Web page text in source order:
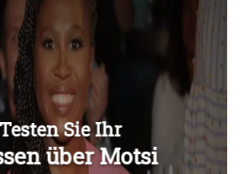
Überspringen